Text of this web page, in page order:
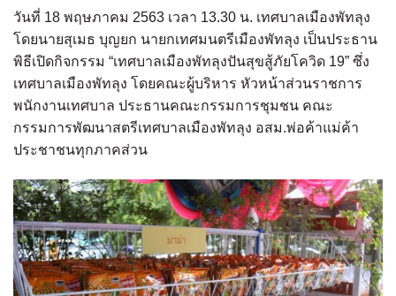
วันที่ 18 พฤษภาคม 2563 เวลา 13.30 น. เทศบาลเมืองพัทลุง
โดยนายสุเมธ บุญยก นายกเทศมนตรีเมืองพัทลุง เป็นประธาน
พิธีเปิดกิจกรรม “เทศบาลเมืองพัทลุงปันสุขสู้ภัยโควิด 19” ซึ่ง
เทศบาลเมืองพัทลุง โดยคณะผู้บริหาร หัวหน้าส่วนราชการ
พนักงานเทศบาล ประธานคณะกรรมการชุมชน คณะ
กรรมการพัฒนาสตรีเทศบาลเมืองพัทลุง อสม.พ่อค้าแม่ค้า
ประชาชนทุกภาคส่วน